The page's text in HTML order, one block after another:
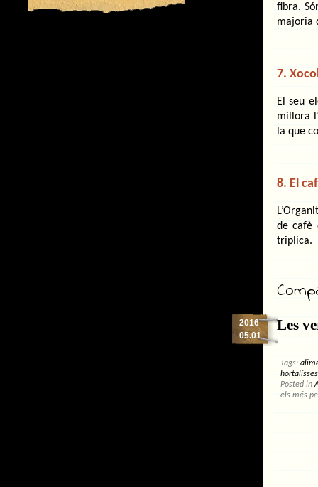
fibra.
majoria
7.
El seu
millora
la que
8. El
de cafè
triplica.
Les
2016
05.01
Tags:
hortalísses
Posted in
els més